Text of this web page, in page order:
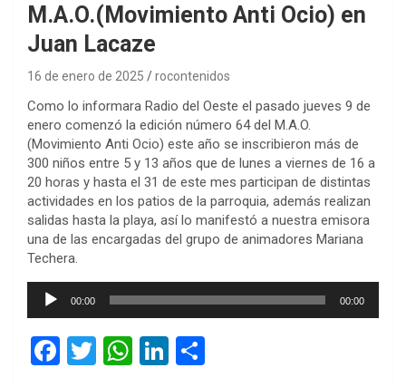
M.A.O.(Movimiento Anti Ocio) en
Juan Lacaze
16 de enero de 2025 rocontenidos
Como lo informara Radio del Oeste el pasado jueves 9 de
enero comenzó la edición número 64 del M.A.O.
(Movimiento Anti Ocio) este año se inscribieron más de
300 niños entre 5 y 13 años que de lunes a viernes de 16 a
20 horas y hasta el 31 de este mes participan de distintas
actividades en los patios de la parroquia, además realizan
salidas hasta la playa, así lo manifestó a nuestra emisora
una de las encargadas del grupo de animadores Mariana
Techera.
Reproductor
00:00 00:00
F
T
W Li